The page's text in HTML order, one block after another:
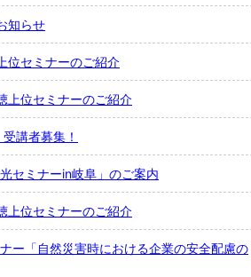
知らせ
位セミナーのご紹介
上位セミナーのご紹介
講者募集！
セミナーin岐阜」のご案内
上位セミナーのご紹介
ー「自然災害時における企業の安全配慮の